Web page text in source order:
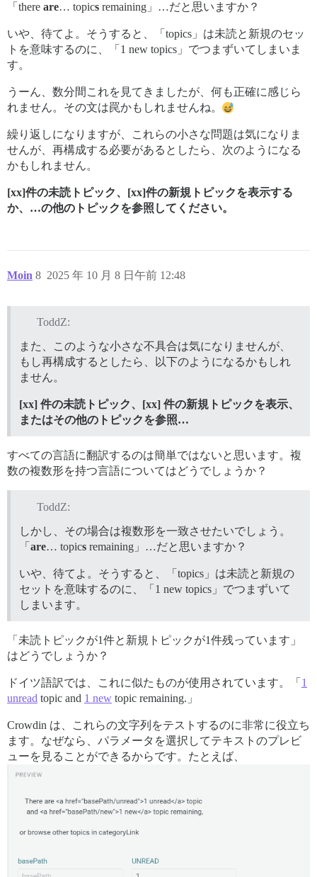
「there are… topics remaining」…だと思いますか？
いや、待てよ。そうすると、「topics」は未読と新規のセッ
トを意味するのに、「1 new topics」でつまずいてしまいま
す。
うーん、数分間これを見てきましたが、何も正確に感じら
れません。その文は罠かもしれませんね。
繰り返しになりますが、これらの小さな問題は気になりま
せんが、再構成する必要があるとしたら、次のようになる
かもしれません。
[xx]件の未読トピック、[xx]件の新規トピックを表示する
か、…の他のトピックを参照してください。
Moin 2025 年 10 月 8 日午前 12:48
8
ToddZ:
また、このような小さな不具合は気になりませんが、
もし再構成するとしたら、以下のようになるかもしれ
ません。
[xx] 件の未読トピック、[xx] 件の新規トピックを表示、
またはその他のトピックを参照…
すべての言語に翻訳するのは簡単ではないと思います。複
数の複数形を持つ言語についてはどうでしょうか？
ToddZ:
しかし、その場合は複数形を一致させたいでしょう。
「 are… topics remaining」…だと思いますか？
いや、待てよ。そうすると、「topics」は未読と新規の
セットを意味するのに、「1 new topics」でつまずいて
しまいます。
「未読トピックが1件と新規トピックが1件残っています」
はどうでしょうか？
ドイツ語訳では、これに似たものが使用されています。「 1
unread topic and 1 new topic remaining.」
Crowdin は、これらの文字列をテストするのに非常に役立ち
ます。なぜなら、パラメータを選択してテキストのプレビ
ューを見ることができるからです。たとえば、